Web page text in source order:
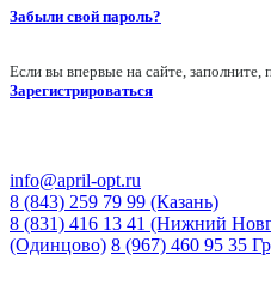
Забыли свой пароль?
Если вы впервые на сайте,
Зарегистрироваться
info@april-opt.ru
8 (843) 259 79 99 (Казань)
8 (831) 416 13 41 (Нижний
(Одинцово) 8 (967) 460 95 35